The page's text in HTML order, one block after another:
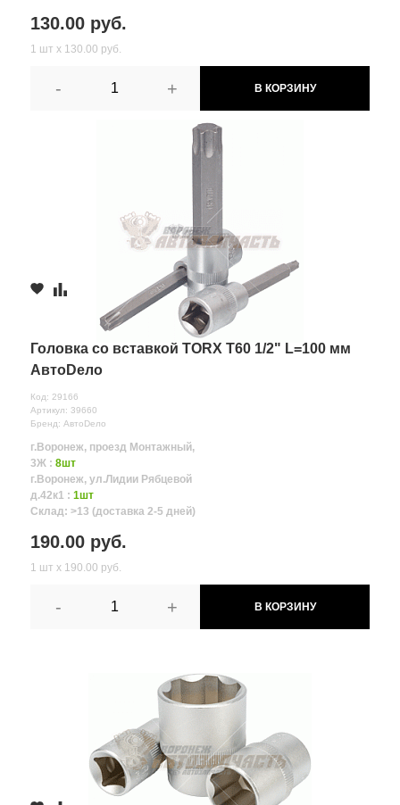
130.00 руб.
1 шт х 130.00 руб.
- + В КОРЗИНУ
Головка со вставкой TORX Т60 1/2" L=100 мм
АвтоDело
Код: 29166
Артикул: 39660
Бренд: АвтоDело
г.Воронеж, проезд Монтажный,
3Ж : 8шт
г.Воронеж, ул.Лидии Рябцевой
д.42к1 : 1шт
Склад: >13 (доставка 2-5 дней)
190.00 руб.
1 шт х 190.00 руб.
- + В КОРЗИНУ